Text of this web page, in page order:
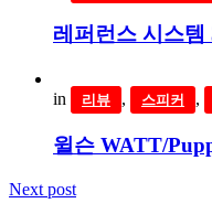
레퍼런스 시스템
in 리뷰 , 스피커 ,
윌슨 WATT/
Next post